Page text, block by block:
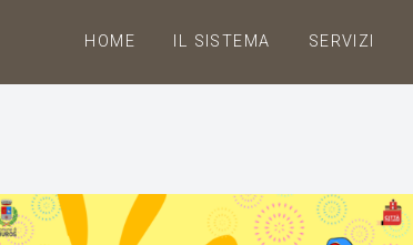
HOME IL SISTEMA SERVIZI